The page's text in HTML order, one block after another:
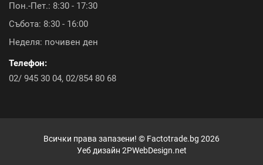
Топлоизолационна система Rofix (0)
Атика Антик (6) Промоция крепежни елементи (1)
Пон.-Пет.: 8:30 - 17:30
Събота: 8:30 - 16:00
Неделя: почивен ден
Телефон:
02/ 945 30 04, 02/854 80 68
Всички права запазени! © Factotrade.bg 2026
Уеб дизайн 2PWebDesign.net